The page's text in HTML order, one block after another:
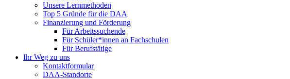
Unsere Lernmethoden
Top 5 Gründe für die DAA
Finanzierung und Förderung
Für Arbeitssuchende
Für Schüler*innen an Fachschulen
Für Berufstätige
Ihr Weg zu uns
Kontaktformular
DAA-Standorte